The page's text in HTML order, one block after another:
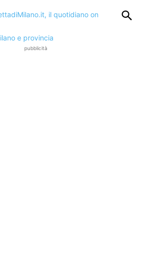
pubblicità